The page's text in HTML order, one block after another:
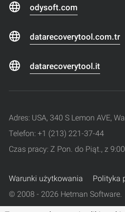
odysoft.com
datarecoverytool.com.tr
datarecoverytool.it
Adres: USA, 340 S Lemon AVE,
Telefon: +1 (213) 221-37-44
Czas pracy: Z Pon. do Piąt., z
Warunki użytkowania
Polityka
© 2008 - 2026 Hetman Software.
Wszelkie prawa zastrzeżone.